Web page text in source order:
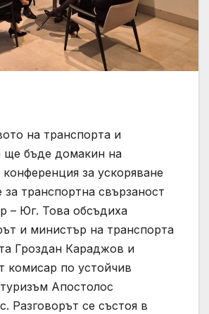
на транспорта и
ще бъде домакин на
за ускоряване
за транспортна свързаност
– Юг. Това обсъдиха
и министър на транспорта
Гроздан Караджов и
комисар по устойчив
Апостолос
Разговорът се състоя в